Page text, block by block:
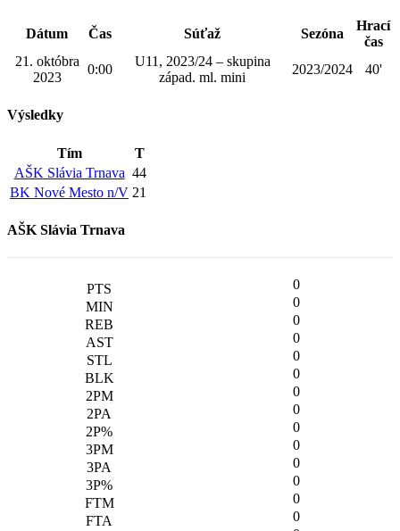
Dátum Čas Súťaž Sezóna
Hrací
čas
21. októbra
2023
0:00
U11, 2023/24 – skupina
západ. ml. mini
2023/2024 40'
Výsledky
Tím
T
AŠK Slávia Trnava 44
BK Nové Mesto n/V 21
AŠK Slávia Trnava
0
0
0
0
0
0
0
0
0
0
0
0
0
0